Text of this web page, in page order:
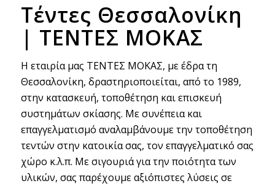
Τέντες Θεσσαλονίκη
| ΤΕΝΤΕΣ ΜΟΚΑΣ
Η εταιρία μας ΤΕΝΤΕΣ ΜΟΚΑΣ, με έδρα τη
Θεσσαλονίκη, δραστηριοποιείται, από το 1989,
στην κατασκευή, τοποθέτηση και επισκευή
συστημάτων σκίασης. Με συνέπεια και
επαγγελματισμό αναλαμβάνουμε την τοποθέτηση
τεντών στην κατοικία σας, τον επαγγελματικό σας
χώρο κ.λ.π. Με σιγουριά για την ποιότητα των
υλικών, σας παρέχουμε αξιόπιστες λύσεις σε